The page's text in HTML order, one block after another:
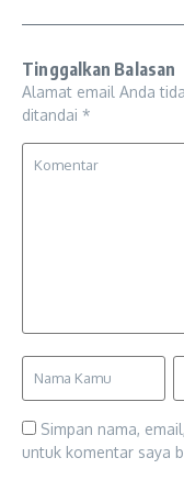
Tinggalkan Balasan
Alamat email Anda
ditandai *
Simpan nama,
untuk komentar saya